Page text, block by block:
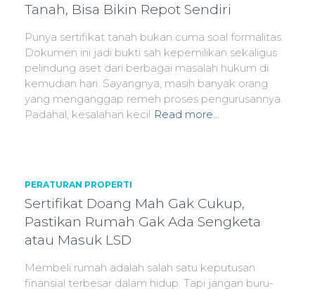
Tanah, Bisa Bikin Repot Sendiri
Punya sertifikat tanah bukan cuma soal formalitas.
Dokumen ini jadi bukti sah kepemilikan sekaligus
pelindung aset dari berbagai masalah hukum di
kemudian hari. Sayangnya, masih banyak orang
yang menganggap remeh proses pengurusannya.
Padahal, kesalahan kecil Read more…
PERATURAN PROPERTI
Sertifikat Doang Mah Gak Cukup,
Pastikan Rumah Gak Ada Sengketa
atau Masuk LSD
Membeli rumah adalah salah satu keputusan
finansial terbesar dalam hidup. Tapi jangan buru-